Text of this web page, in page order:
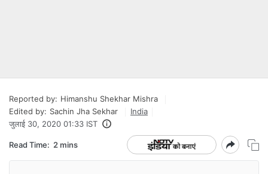
Reported by: Himanshu Shekhar Mishra
Edited by: Sachin Jha Sekhar
India
जुलाई 30, 2020 01:33 IST
Read Time: 2 mins